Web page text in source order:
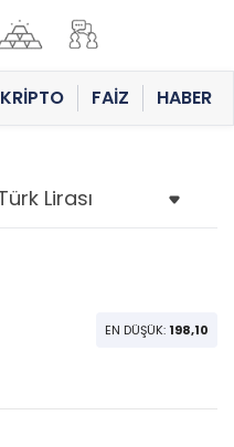
KRİPTO FAİZ HABER
EN DÜŞÜK: 198,10